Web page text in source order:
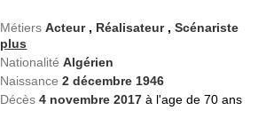
MétiersActeur , Réalisateur ,Scénariste
plus
NationalitéAlgérien
Naissance2 décembre 1946
Décès4 novembre 2017à l'age de 70 ans